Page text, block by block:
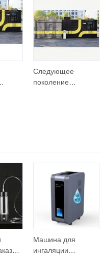
Следующее
поколение
электростанция
Машина для
ингаляции